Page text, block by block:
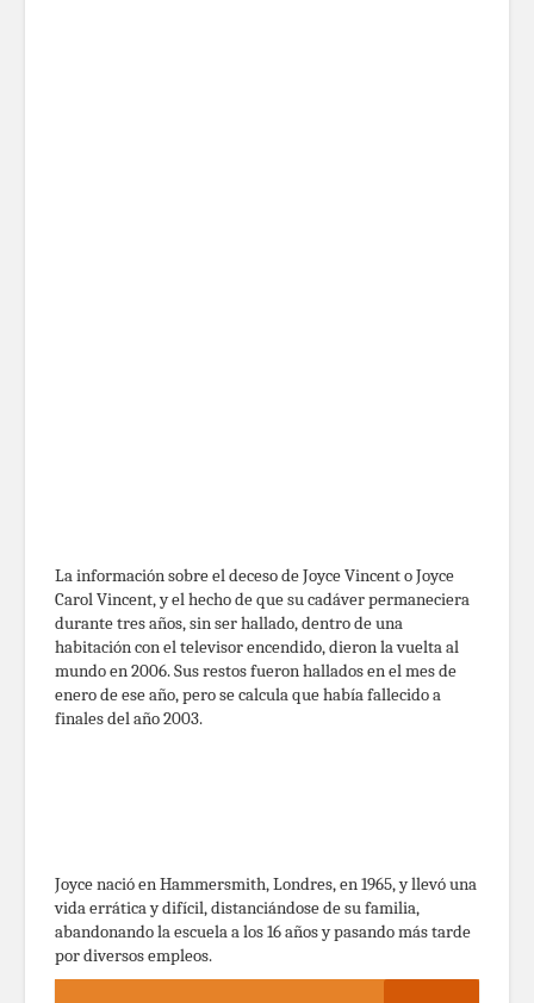
La información sobre el deceso de Joyce Vincent o Joyce
Carol Vincent, y el hecho de que su cadáver permaneciera
durante tres años, sin ser hallado, dentro de una
habitación con el televisor encendido, dieron la vuelta al
mundo en 2006. Sus restos fueron hallados en el mes de
enero de ese año, pero se calcula que había fallecido a
finales del año 2003.
Joyce nació en Hammersmith, Londres, en 1965, y llevó una
vida errática y difícil, distanciándose de su familia,
abandonando la escuela a los 16 años y pasando más tarde
por diversos empleos.